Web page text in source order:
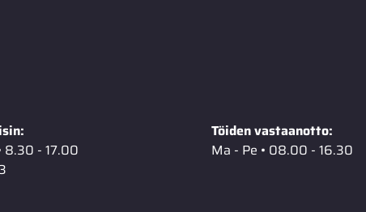
8.30 - 17.00
Töiden vastaanotto:
Ma - Pe • 08.00 - 16.30